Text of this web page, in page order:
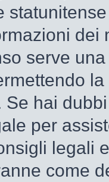
dei
serve
Se hai
per
legali
come